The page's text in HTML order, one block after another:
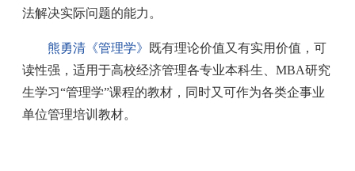
法解决实际问题的能力。
熊勇清《管理学》
既有理论价值又有实用价值，可
读性强，适用于高校经济管理各专业本科生、MBA研究
生学习“管理学”课程的教材，同时又可作为各类企事业
单位管理培训教材。